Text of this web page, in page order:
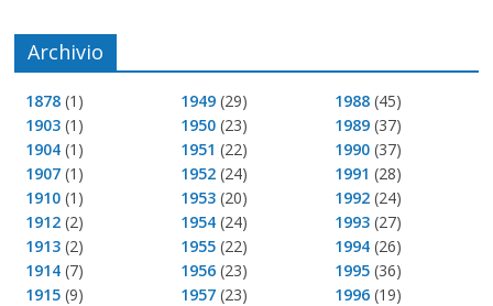
Archivio
1878 (1)
1903 (1)
1904 (1)
1907 (1)
1910 (1)
1912 (2)
1913 (2)
1914 (7)
1915 (9)
1949(29)
1950(23)
1951 (22)
1952(24)
1953(20)
1954(24)
1955(22)
1956(23)
1957(23)
1988 (45)
1989 (37)
1990 (37)
1991 (28)
1992 (24)
1993 (27)
1994 (26)
1995 (36)
1996 (19)